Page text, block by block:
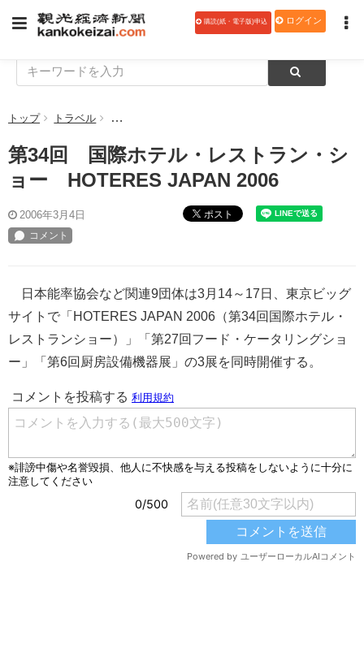
購読(紙・電子版)申込 ログイン
トップ トラベル 第34回 国際ホテル・レストラン・ショー
第34回 国際ホテル・レストラン・シ
ョー HOTERES JAPAN 2006
2006年3月4日 ポスト
日本能率協会など関連9団体は3月14～17日、東京ビッグ
サイトで「HOTERES JAPAN 2006（第34回国際ホテル・
レストランショー）」「第27回フード・ケータリングショ
ー」「第6回厨房設備機器展」の3展を同時開催する。